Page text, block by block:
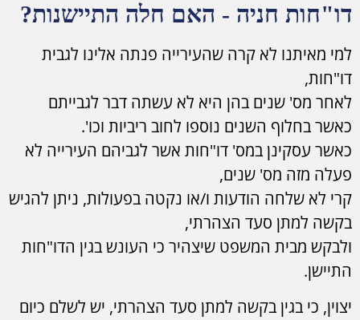
דו"חות חניה - האם חלה התיישנות?
למי מאיתנו לא קרה שהעירייה פנתה אלינו לגבית
דו"חות,
לאחר מס' שנים בהן היא לא עשתה דבר לגבייתם
כאשר בחלוף השנים נוספו לחוב ריביות וכו'.
כאשר עסקינן במס' דו"חות אשר לגביהם העירייה לא
פעלה מזה מס' שנים,
קרי לא שלחה הודעות ו/או נקטה בפעולות, ניתן להגיש
בקשה למתן סעד הצהרתי,
ולבקש מבית המשפט שיצהיר כי העונש בגין הדו"חות
התיישן.
יצוין, כי בגין בקשה למתן סעד הצהרתי, יש לשלם כיום